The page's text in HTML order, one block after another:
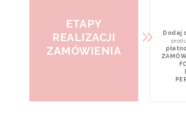
ETAPY
REALIZACJI
ZAMÓWIENIA
Dodaj